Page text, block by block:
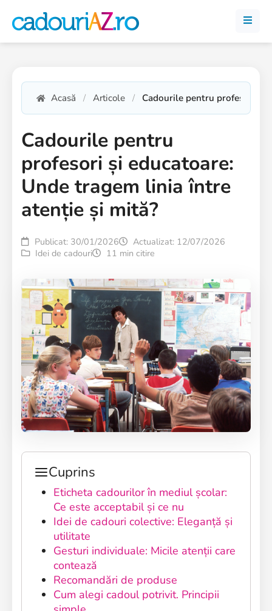
Acasă Articole Cadourile pentru profesori și
Cadourile pentru
profesori și educatoare:
Unde tragem linia între
atenție și mită?
Publicat: 30/01/2026
Actualizat: 12/07/2026
Idei de cadouri
11 min citire
Cuprins
Eticheta cadourilor în mediul școlar:
Ce este acceptabil și ce nu
Idei de cadouri colective: Eleganță și
utilitate
Gesturi individuale: Micile atenții care
contează
Recomandări de produse
Cum alegi cadoul potrivit. Principii